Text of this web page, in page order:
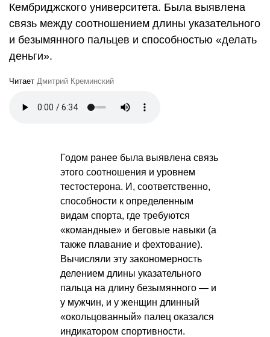
Кембриджского университета. Была выявлена
связь между соотношением длины указательного
и безымянного пальцев и способностью «делать
деньги».
Читает Дмитрий Креминский
Годом ранее была выявлена связь
этого соотношения и уровнем
тестостерона. И, соответственно,
способности к определенным
видам спорта, где требуются
«командные» и беговые навыки (а
также плавание и фехтование).
Вычисляли эту закономерность
делением длины указательного
пальца на длину безымянного — и
у мужчин, и у женщин длинный
«окольцованный» палец оказался
индикатором спортивности.